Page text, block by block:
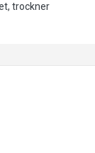
trockner